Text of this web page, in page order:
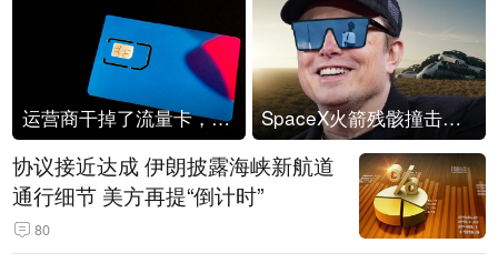
运营商干掉了流量卡，他们真的玩不起了 SpaceX火箭残骸撞击月球
协议接近达成 伊朗披露海峡新航道
通行细节 美方再提“倒计时”
80